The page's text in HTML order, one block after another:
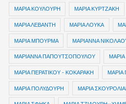
ΜΑΡΙΑ ΚΟΥΛΟΥΡΗ ΜΑΡΙΑ ΚΥΡΤΖΑΚΗ
ΜΑΡΙΑ ΛΕΒΑΝΤΗ ΜΑΡΙΑ ΛΟΥΚΑ
ΜΑΡΙΑ ΜΠΟΥΡΜΑ ΜΑΡΙΑΝΝΑ
ΜΑΡΙΑΝΝΑ ΠΑΠΟΥΤΣΟΠΟΥΛΟΥ
ΜΑΡΙΑ ΠΕΡΑΤΙΚΟΥ - ΚΟΚΑΡΑΚΗ ΜΑΡΙΑ
ΜΑΡΙΑ ΠΟΛΥΔΟΥΡΗ ΜΑΡΙΑ